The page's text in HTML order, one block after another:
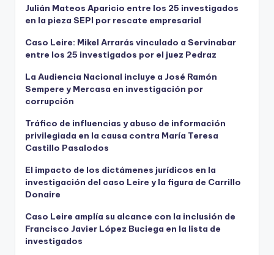
Julián Mateos Aparicio entre los 25 investigados
en la pieza SEPI por rescate empresarial
Caso Leire: Mikel Arrarás vinculado a Servinabar
entre los 25 investigados por el juez Pedraz
La Audiencia Nacional incluye a José Ramón
Sempere y Mercasa en investigación por
corrupción
Tráfico de influencias y abuso de información
privilegiada en la causa contra María Teresa
Castillo Pasalodos
El impacto de los dictámenes jurídicos en la
investigación del caso Leire y la figura de Carrillo
Donaire
Caso Leire amplía su alcance con la inclusión de
Francisco Javier López Buciega en la lista de
investigados